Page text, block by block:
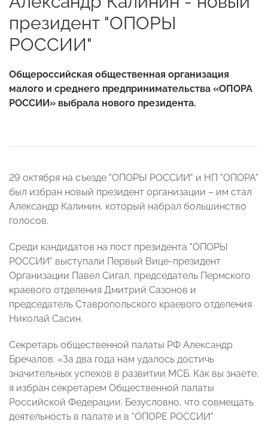
президент "ОПОРЫ
РОССИИ"
Общероссийская общественная организация
малого и среднего предпринимательства «ОПОРА
РОССИИ» выбрала нового президента.
29 октября на съезде "ОПОРЫ РОССИИ" и НП "ОПОРА"
был избран новый президент организации – им стал
Александр Калинин, который набрал большинство
голосов.
Среди кандидатов на пост президента "ОПОРЫ
РОССИИ" выступали Первый Вице-президент
Организации Павел Сигал, председатель Пермского
краевого отделения Дмитрий Сазонов и
председатель Ставропольского краевого отделения
Николай Сасин.
Секретарь общественной палаты РФ Александр
Бречалов: «За два года нам удалось достичь
значительных успехов в развитии МСБ. Как вы знаете,
я избран секретарем Общественной палаты
Российской Федерации. Безусловно, что совмещать
деятельность в палате и в "ОПОРЕ РОССИИ"